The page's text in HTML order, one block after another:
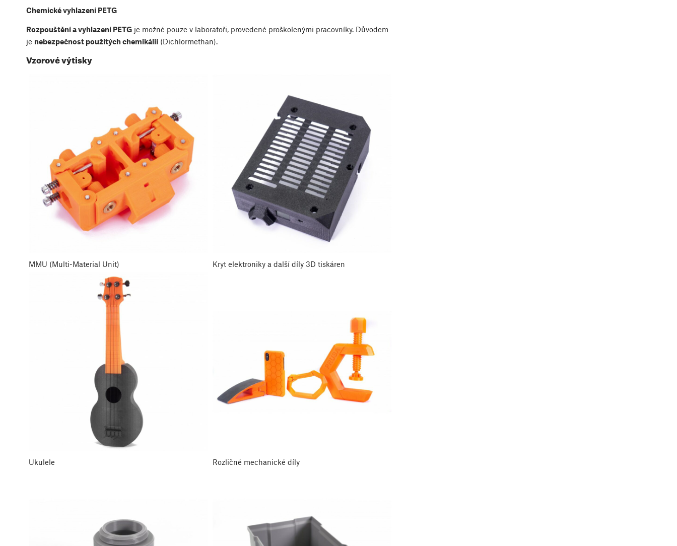
Chemické vyhlazení PETG
Rozpouštění a vyhlazení PETG je možné pouze v laboratoři, provedené proškolenými pracovníky. Důvodem
je nebezpečnost použitých chemikálií (Dichlormethan).
Vzorové výtisky
MMU (Multi-Material Unit) Kryt elektroniky a další díly 3D tiskáren
Ukulele Rozličné mechanické díly